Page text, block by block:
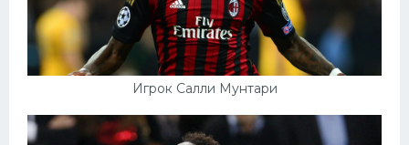
Игрок Салли Мунтари